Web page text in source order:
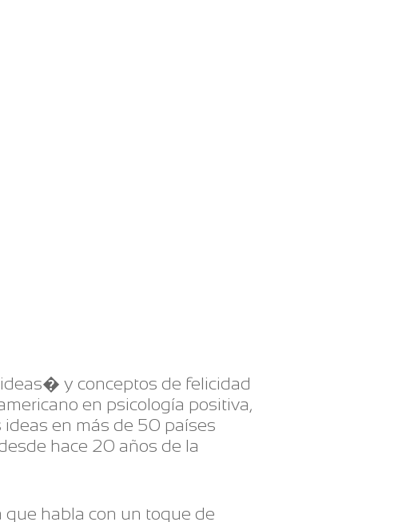
y conceptos de felicidad
en psicología positiva,
en más de 50 países
hace 20 años de la
que habla con un toque de